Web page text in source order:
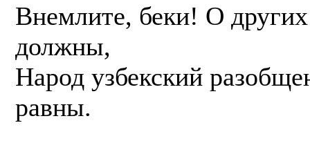
Внемлите, беки! О
должны,
Народ узбекский
равны.